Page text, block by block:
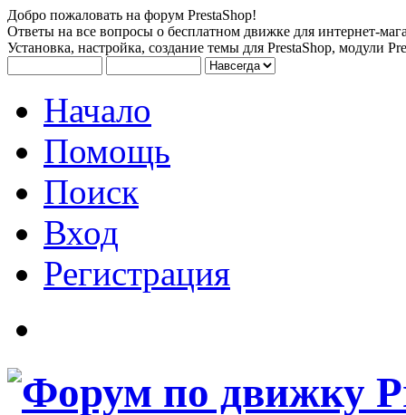
Добро пожаловать на форум PrestaShop!
Ответы на все вопросы о бесплатном движке для интернет-
Установка, настройка, создание темы для PrestaShop, модули
Начало
Помощь
Поиск
Вход
Регистрация